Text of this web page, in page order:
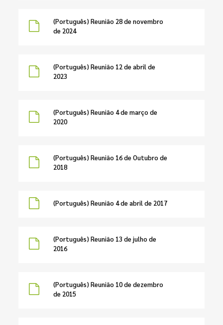
(Português) Reunião 28 de novembro
de 2024
(Português) Reunião 12 de abril de
2023
(Português) Reunião 4 de março de
2020
(Português) Reunião 16 de Outubro de
2018
(Português) Reunião 4 de abril de 2017
(Português) Reunião 13 de julho de
2016
(Português) Reunião 10 de dezembro
de 2015